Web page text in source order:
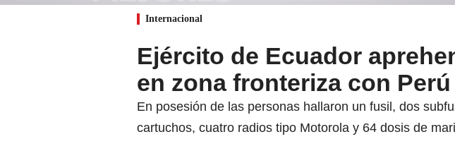
Internacional
Ejército de Ecuador
en zona fronteriza con Perú
En posesión de las personas hallaron un fusil, dos
cartuchos, cuatro radios tipo Motorola y 64 dosis de